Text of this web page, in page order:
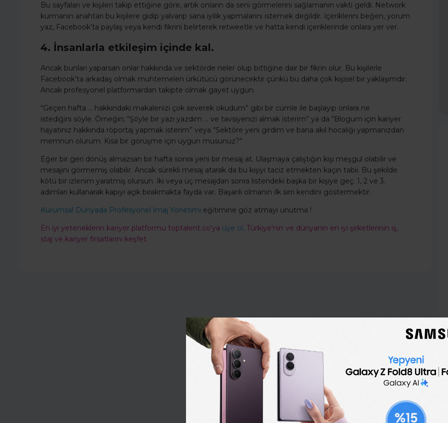
Bu sayfaları ve kişileri takip ettiğine göre, artık onların da seni görmelerini sağlamanın vakti geldi. Network
kurmanın anahtarı bu kişilere gidip yalvarıp sana iyilik yapmalarını istemek değildir. İçeriklerini beğen, yorum
yaz, Facebook’ta paylaş veya kendi fikrini belirterek retweetle ve hatta kendi içeriklerinde onlara yer ver.
4. İnsanlarla etkileşim içinde kal.
Ancak bunları yaparsan onlar hakkında ve sektörde neler olup bittiğine dair bir fikrin olur. Bu kişilerle
Facebook’ta arkadaş olmak muhtemelen ürkütücü görünecektir çünkü bu daha çok kişisel bir yaklaşımdır.
Ancak profesyonel platformardan takipte olmak gayet uygun.
“Geçen hafta … hakkındaki makalenizi çok severek okudum” gibi bir cümle ile başlayıp onlara ne
istediğini söyle. Örneğin; “Şöyle bir yazı yazdım … ve tavsiyenizi almak isterim” ya da “Blogum için kariyer
hayatınız hakkında röportaj yapmak isterim” veya “Sektöre yeni girdim ve bana akıl hocalığı yapmanızdan
memnun olurum. Kısa bir görüşme için uygun musunuz?”
Eğer bir geri dönüş almazsan bir hafta sonra yeni bir mesaj at. Ulaşmaya çalıştığın kişi meşgul olabilir ve
mesajını görmemiş olabilir. Ancak sürekli mesaj atarak da bu kişiyi taciz etmekten kaçın tabii. Bu şekilde
kötü bir izlenim yaratmış olursun. İki veya üç mesajdan sonra listendeki başka bir kişiye geç. 1, 2 ve 3.
adımları kullanarak kapıyı açık bırakmakta fayda var. Başarılı olmanın ilk sırrı kendini göstermektir.
Kurumsal Dünyada Profesyonel İmaj Yönetimi eğitimine göz atmayı unutma !
En iyi yeteneklerin kariyer platformu toptalent.co'ya üye ol, Türkiye'nin ve dünyanın en iyi şirketlerinin iş,
staj ve kariyer fırsatlarını keşfet.